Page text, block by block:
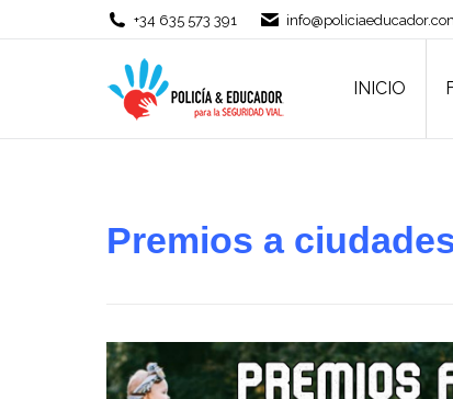
+34 635 573 391
INICIO
Premios a
INICIO